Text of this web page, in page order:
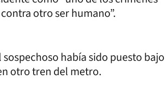
otro ser humano”.
había sido puesto bajo
otro tren del metro.